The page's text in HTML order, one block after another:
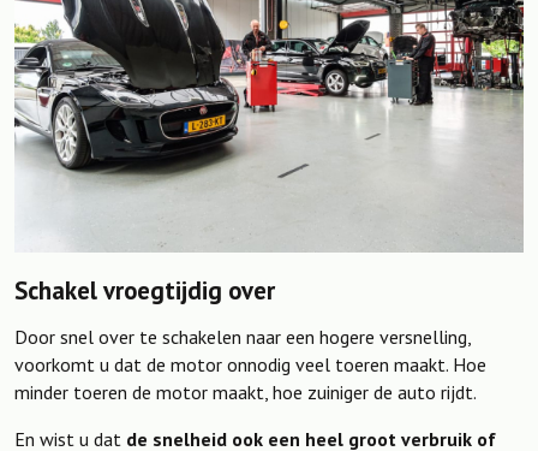
Schakel vroegtijdig over
Door snel over te schakelen naar een hogere versnelling,
voorkomt u dat de motor onnodig veel toeren maakt. Hoe
minder toeren de motor maakt, hoe zuiniger de auto rijdt.
En wist u dat de snelheid ook een heel groot verbruik of